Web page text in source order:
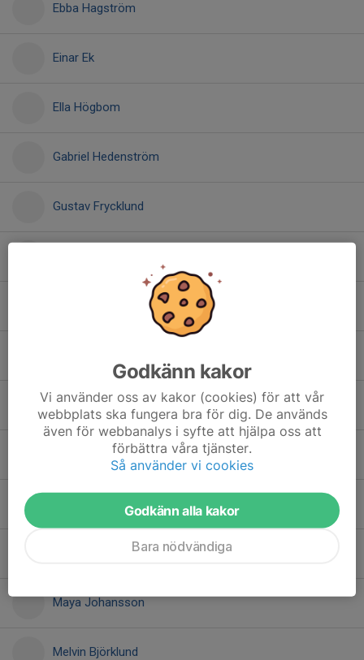
Ebba Hagström
Einar Ek
Ella Högbom
Gabriel Hedenström
Gustav Frycklund
Knut Tynnemark
Lucas Blomkvist
Maya Johansson
Melvin Björklund
Godkänn kakor
Vi använder oss av kakor (cookies) för att vår
webbplats ska fungera bra för dig. De används
även för webbanalys i syfte att hjälpa oss att
förbättra våra tjänster.
Så använder vi cookies
Godkänn alla kakor
Bara nödvändiga